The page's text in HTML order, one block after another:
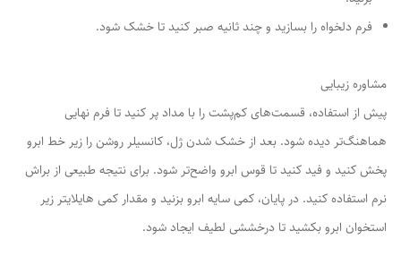
فرم دلخواه را بسازید و چند ثانیه صبر کنید تا خشک شود.
مشاوره زیبایی
پیش از استفاده، قسمت‌های کم‌پشت را با مداد پر کنید تا فرم نهایی
هماهنگ‌تر دیده شود. بعد از خشک شدن ژل، کانسیلر روشن را زیر خط ابرو
پخش کنید و فید کنید تا قوس ابرو واضح‌تر شود. برای نتیجه طبیعی از براش
نرم استفاده کنید. در پایان، کمی سایه ابرو بزنید و مقدار کمی هایلایتر زیر
استخوان ابرو بکشید تا درخششی لطیف ایجاد شود.